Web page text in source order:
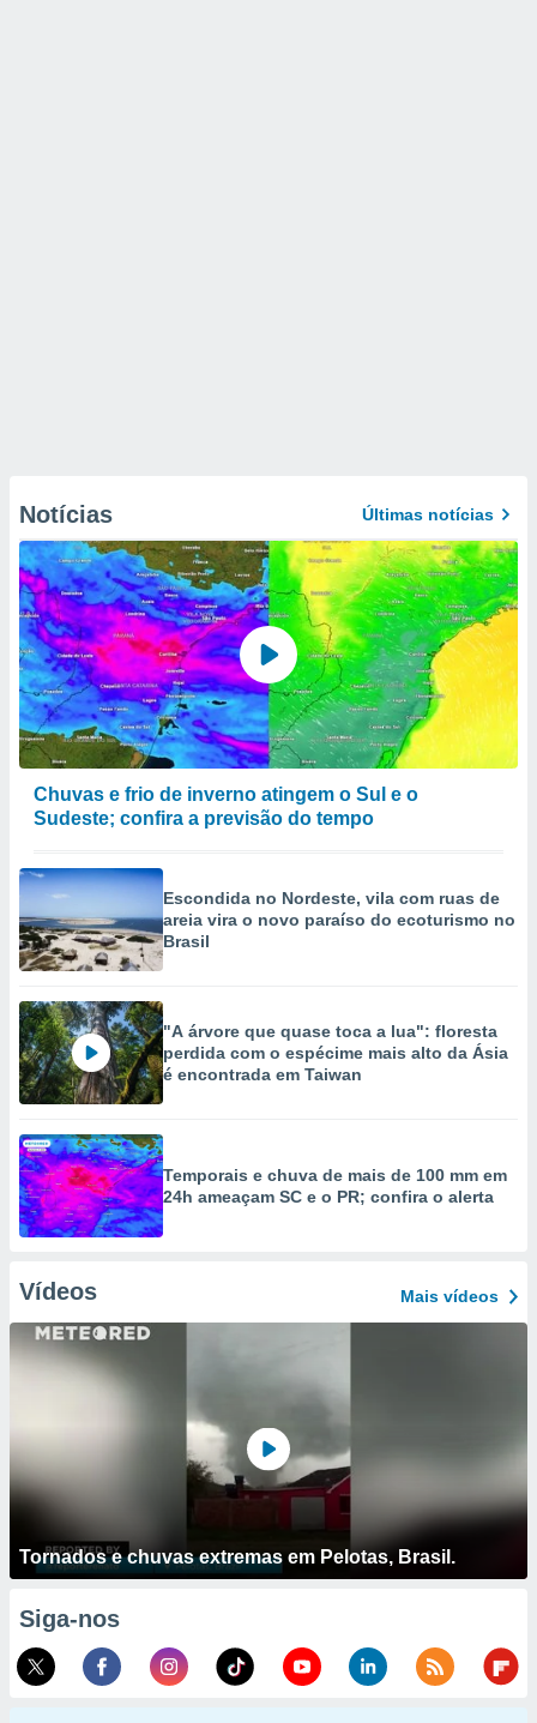
Notícias Últimas notícias
Chuvas e frio de inverno atingem o Sul e o
Sudeste; confira a previsão do tempo
Escondida no Nordeste, vila com ruas de
areia vira o novo paraíso do ecoturismo no
Brasil
"A árvore que quase toca a lua": floresta
perdida com o espécime mais alto da Ásia
é encontrada em Taiwan
Temporais e chuva de mais de 100 mm em
24h ameaçam SC e o PR; confira o alerta
Vídeos Mais vídeos
Tornados e chuvas extremas em Pelotas, Brasil.
Siga-nos